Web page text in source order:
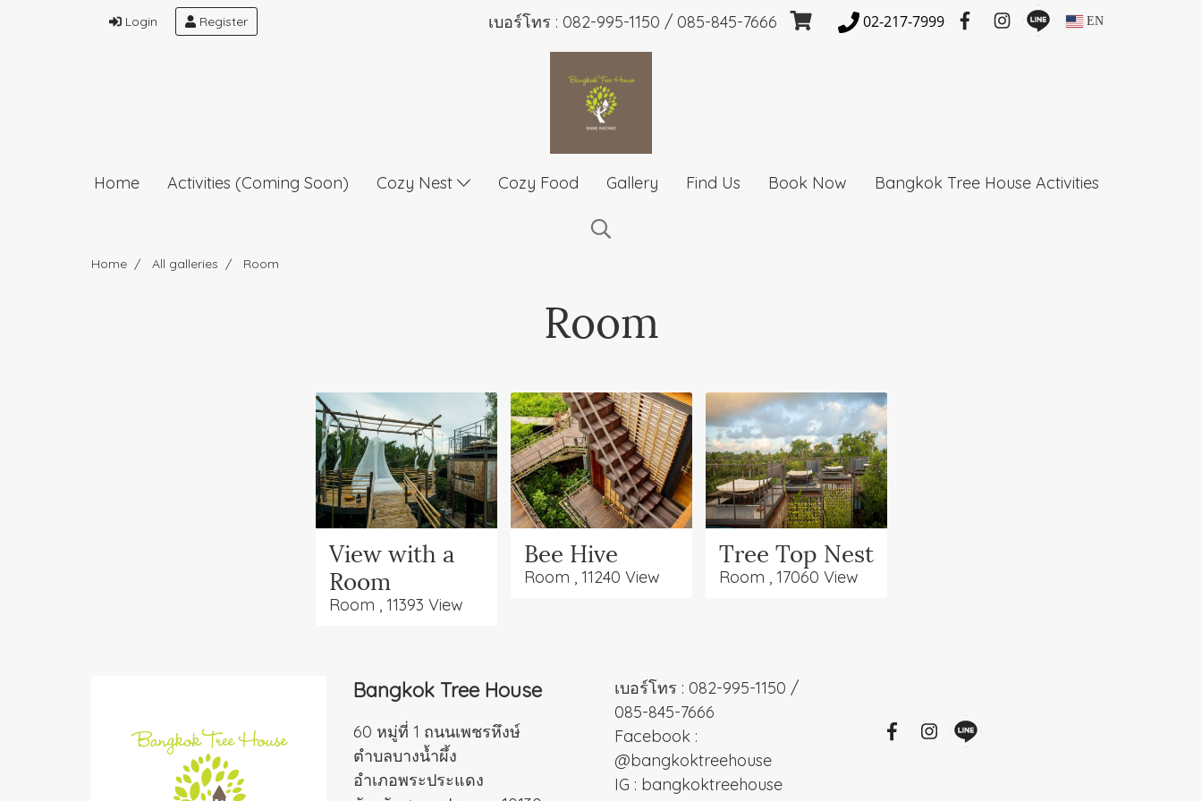
Login Register เบอร์โทร : 082-995-1150 / 085-845-7666 02-217-7999 EN
Home Activities (Coming Soon) Cozy Nest Cozy Food Gallery Find Us Book Now Bangkok Tree House Activities
Home All galleries Room
Room
View with a
Room
Room , 11393 View
Bee Hive
Room , 11240 View
Tree Top Nest
Room , 17060 View
Bangkok Tree House
60 หมู่ที่ 1 ถนนเพชรหึงษ์
ตำบลบางน้ำผึ้ง
อำเภอพระประแดง
เบอร์โทร : 082-995-1150 /
085-845-7666
Facebook :
@bangkoktreehouse
IG : bangkoktreehouse